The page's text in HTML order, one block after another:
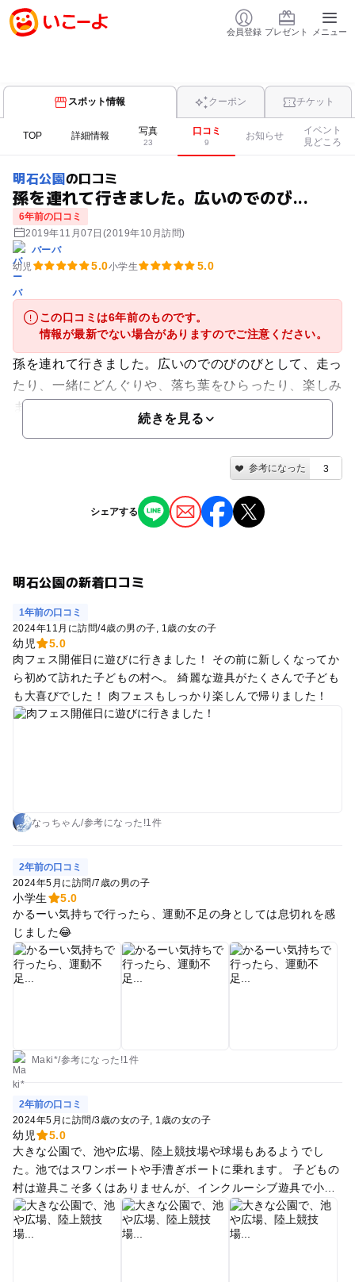
会員登録 プレゼント メニュー
スポット情報 クーポン チケット
TOP 詳細情報 写真
23
口コミ
9
お知らせ
イベント
見どころ
明石公園の口コミ
孫を連れて行きました。広いのでのび...
6年前の口コミ
2019年11月07日 (2019年10月訪問)
バーバ
幼児
5.0小学生 5.0
この口コミは6年前のものです。
情報が最新でない場合がありますのでご注意ください。
孫を連れて行きました。広いのでのびのびとして、走っ
たり、一緒にどんぐりや、落ち葉をひらったり、楽しみ
ました 満足し...
続きを見る
参考になった 3
シェアする
明石公園の新着口コミ
1年前の口コミ
2024年11月に訪問/4歳の男の子 1歳の女の子
幼児
5.0
肉フェス開催日に遊びに行きました！ その前に新しくなってか
ら初めて訪れた子どもの村へ。 綺麗な遊具がたくさんで子ども
も大喜びでした！ 肉フェスもしっかり楽しんで帰りました！
なっちゃん/参考になった!1件
2年前の口コミ
2024年5月に訪問/7歳の男の子
小学生
5.0
かるーい気持ちで行ったら、運動不足の身としては息切れを感
じました😂
Maki*/参考になった!1件
2年前の口コミ
2024年5月に訪問/3歳の女の子 1歳の女の子
幼児
5.0
大きな公園で、池や広場、陸上競技場や球場もあるようでし
た。池ではスワンボートや手漕ぎボートに乗れます。 子どもの
村は遊具こそ多くはありませんが、インクルーシブ遊具で小さ
な子から大きな子まで楽しそうに遊んでいました。トイレが割
とそこかしこにあり、それも助かりました。